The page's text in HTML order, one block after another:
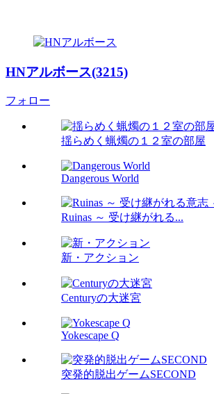
HNアルボース(3215)
フォロー
揺らめく蝋燭の１２室の部屋
Dangerous World
Ruinas ～ 受け継がれる...
新・アクション
Centuryの大迷宮
Yokescape Q
突発的脱出ゲームSECOND